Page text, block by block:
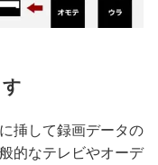
挿して録画データの
的なテレビやオーデ